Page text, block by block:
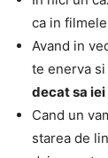
ca in
Avand in
te enerva
decat sa
Cand un
starea de